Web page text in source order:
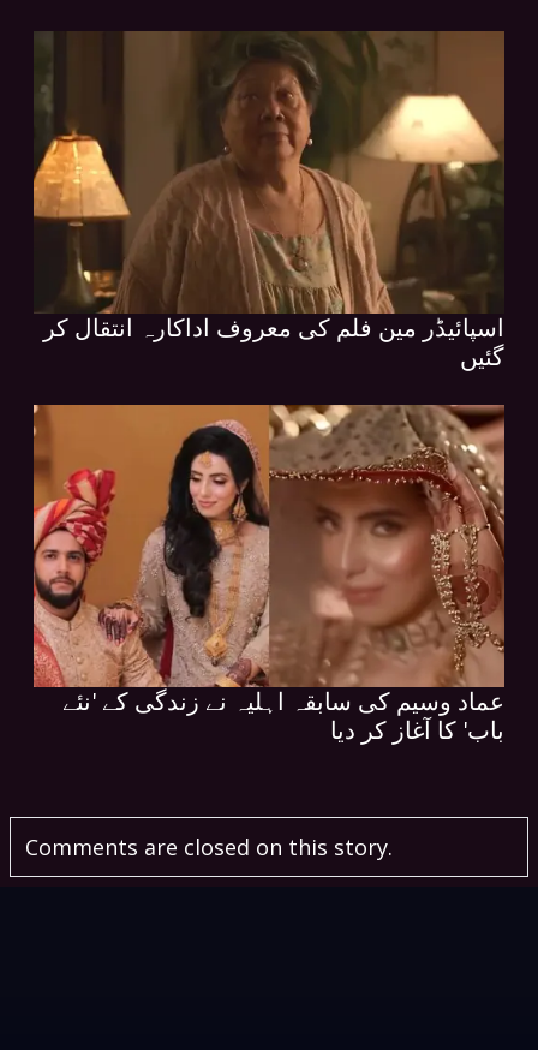
اسپائیڈر مین فلم کی معروف اداکارہ انتقال کر
گئیں
عماد وسیم کی سابقہ اہلیہ نے زندگی کے 'نئے
باب' کا آغاز کر دیا
Comments are closed on this story.